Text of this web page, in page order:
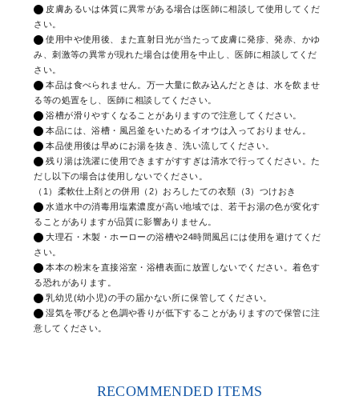
皮膚あるいは体質に異常がある場合は医師に相談して使用してくだ
さい。
使用中や使用後、また直射日光が当たって皮膚に発疹、発赤、かゆ
み、刺激等の異常が現れた場合は使用を中止し、医師に相談してくだ
さい。
本品は食べられません。万一大量に飲み込んだときは、水を飲ませ
る等の処置をし、医師に相談してください。
浴槽が滑りやすくなることがありますので注意してください。
本品には、浴槽・風呂釜をいためるイオウは入っておりません。
本品使用後は早めにお湯を抜き、洗い流してください。
残り湯は洗濯に使用できますがすすぎは清水で行ってください。た
だし以下の場合は使用しないでください。
（1）柔軟仕上剤との併用（2）おろしたての衣類（3）つけおき
水道水中の消毒用塩素濃度が高い地域では、若干お湯の色が変化す
ることがありますが品質に影響ありません。
大理石・木製・ホーローの浴槽や24時間風呂には使用を避けてくだ
さい。
本本の粉末を直接浴室・浴槽表面に放置しないでください。着色す
る恐れがあります。
乳幼児(幼小児)の手の届かない所に保管してください。
湿気を帯びると色調や香りが低下することがありますので保管に注
意してください。
RECOMMENDED ITEMS